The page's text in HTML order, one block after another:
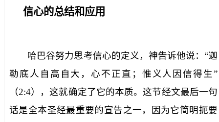
信心的总结和应用
哈巴谷努力思考信心的定义，神告诉他说：“迦
勒底人自高自大，心不正直；惟义人因信得生”
（2:4），这就确定了它的本质。这节经文最后一句
话是全本圣经最重要的宣告之一，因为它简明扼要